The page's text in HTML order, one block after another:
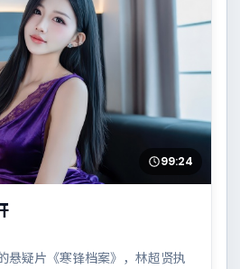
99:24
悬疑片《寒锋档案》，林超贤执